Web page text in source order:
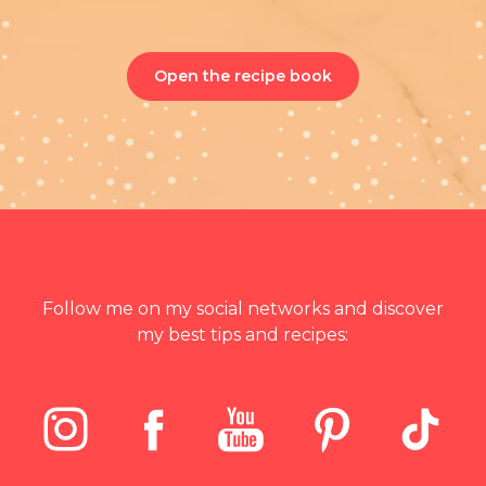
Open the recipe book
Follow me on my social networks and discover
my best tips and recipes: